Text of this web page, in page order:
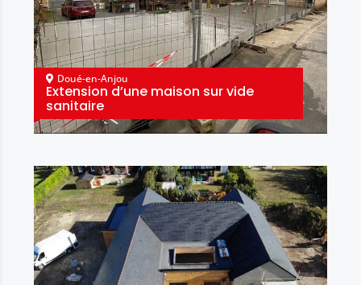
Doué-en-Anjou
Extension d’une maison sur vide
sanitaire